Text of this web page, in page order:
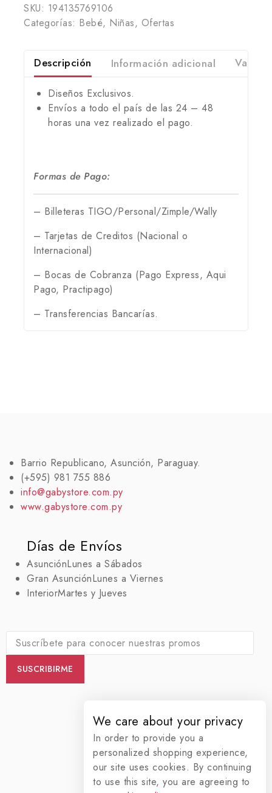
SKU: 194135769106
Categorías: Bebé, Niñas, Ofertas
Descripción Información adicional
Diseños Exclusivos.
Envíos a todo el país de las 24 – 48
horas una vez realizado el pago.
Formas de Pago:
– Billeteras TIGO/Personal/Zimple/Wally
– Tarjetas de Creditos (Nacional o
Internacional)
– Bocas de Cobranza (Pago Express, Aqui
Pago, Practipago)
– Transferencias Bancarías.
Barrio Republicano, Asunción, Paraguay.
(+595) 981 755 886
info@gabystore.com.py
www.gabystore.com.py
Días de Envíos
AsunciónLunes a Sábados
Gran AsunciónLunes a Viernes
InteriorMartes y Jueves
We care about your privacy
In order to provide you a
personalized shopping experience,
our site uses cookies. By continuing
to use this site, you are agreeing to